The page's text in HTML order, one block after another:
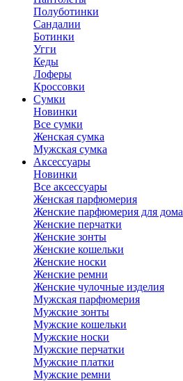
Полуботинки
Сандалии
Ботинки
Угги
Кеды
Лоферы
Кроссовки
Сумки
Новинки
Все сумки
Женская сумка
Мужская сумка
Аксессуары
Новинки
Все аксессуары
Женская парфюмерия
Женские парфюмерия для дома
Женские перчатки
Женские зонты
Женские кошельки
Женские носки
Женские ремни
Женские чулочные изделия
Мужская парфюмерия
Мужские зонты
Мужские кошельки
Мужские носки
Мужские перчатки
Мужские платки
Мужские ремни